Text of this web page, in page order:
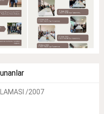
/2007